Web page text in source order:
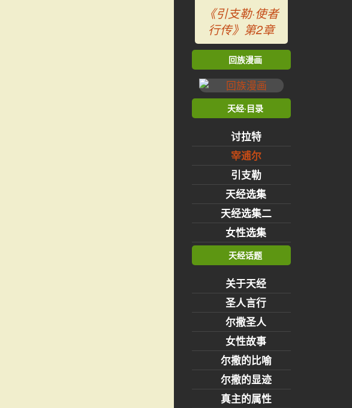
《引支勒·使者
行传》第2章
回族漫画
天经·目录
讨拉特
宰逋尔
引支勒
天经选集
天经选集二
女性选集
天经话题
关于天经
圣人言行
尔撒圣人
女性故事
尔撒的比喻
尔撒的显迹
真主的属性